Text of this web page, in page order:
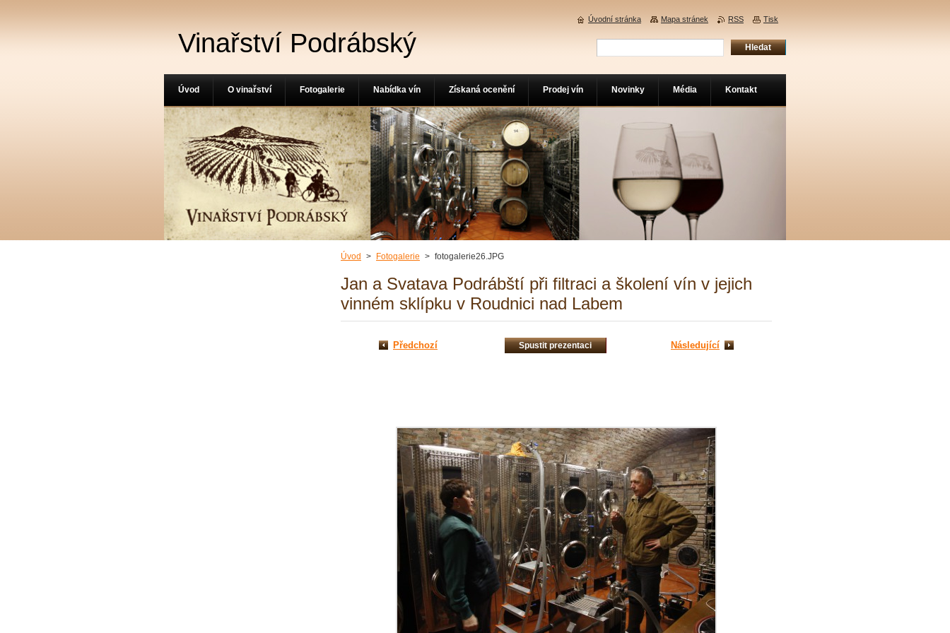
Vinařství Podrábský
Úvod > Fotogalerie > fotogalerie26.JPG
Jan a Svatava Podrábští při filtraci a školení vín v jejich
vinném sklípku v Roudnici nad Labem
Předchozí Spustit prezentaci Následující
Úvod O vinařství Fotogalerie Nabídka vín Získaná ocenění Prodej vín Novinky Média Kontakt
Úvodní stránka Mapa stránek RSS Tisk